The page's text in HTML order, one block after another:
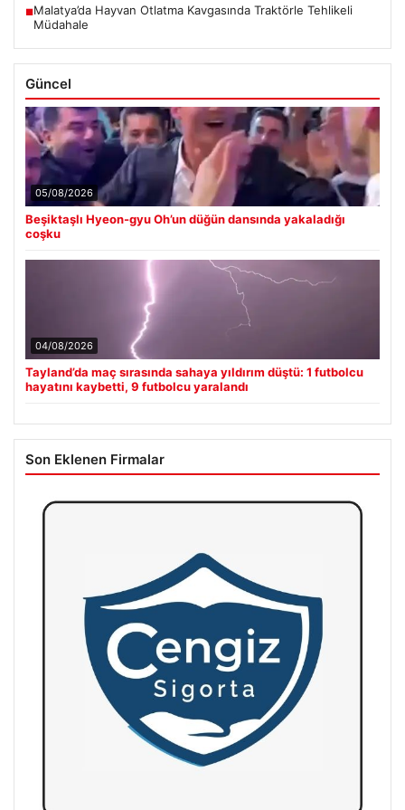
■Malatya’da Hayvan Otlatma Kavgasında Traktörle Tehlikeli
Müdahale
Güncel
05/08/2026
Beşiktaşlı Hyeon-gyu Oh’un düğün dansında yakaladığı
coşku
04/08/2026
Tayland’da maç sırasında sahaya yıldırım düştü: 1 futbolcu
hayatını kaybetti, 9 futbolcu yaralandı
Son Eklenen Firmalar